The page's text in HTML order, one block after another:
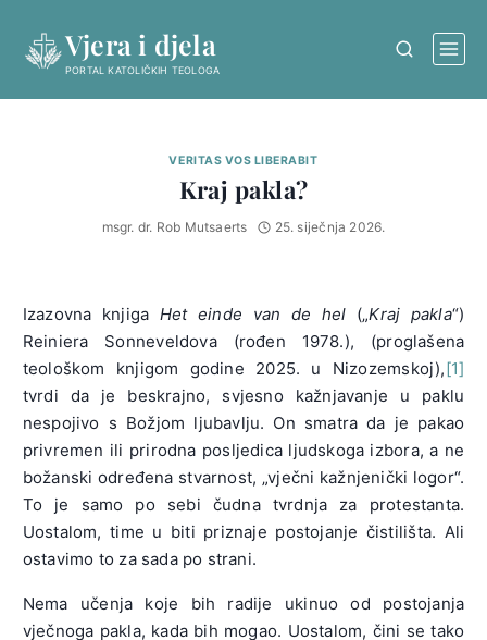
content
Vjera i djela
PORTAL KATOLIČKIH TEOLOGA
VERITAS VOS LIBERABIT
Kraj pakla?
msgr. dr. Rob Mutsaerts 25. siječnja 2026.
Izazovna knjiga Het einde van de hel („Kraj pakla“)
Reiniera Sonneveldova (rođen 1978.), (proglašena
teološkom knjigom godine 2025. u Nizozemskoj),[1]
tvrdi da je beskrajno, svjesno kažnjavanje u paklu
nespojivo s Božjom ljubavlju. On smatra da je pakao
privremen ili prirodna posljedica ljudskoga izbora, a ne
božanski određena stvarnost, „vječni kažnjenički logor“.
To je samo po sebi čudna tvrdnja za protestanta.
Uostalom, time u biti priznaje postojanje čistilišta. Ali
ostavimo to za sada po strani.
Nema učenja koje bih radije ukinuo od postojanja
vječnoga pakla, kada bih mogao. Uostalom, čini se tako